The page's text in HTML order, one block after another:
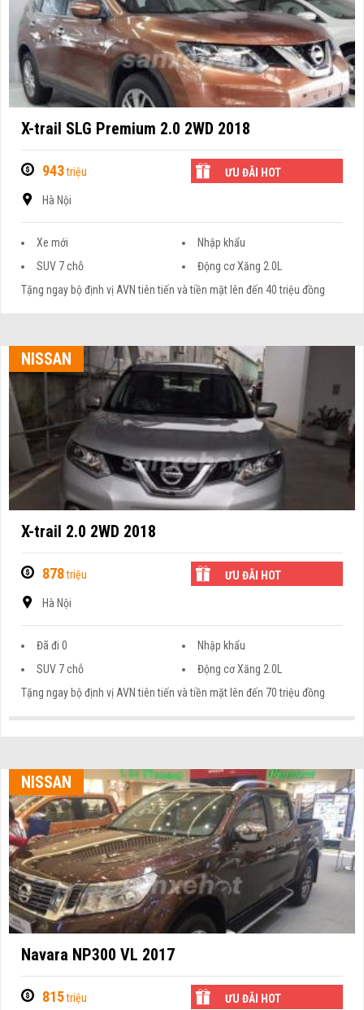
X-trail SLG Premium 2.0 2WD 2018
943triệu ƯU ĐÃI HOT
Hà Nội
Xe mới
Nhập khẩu
SUV 7 chỗ
Động cơ Xăng 2.0L
Tặng ngay bộ định vị AVN tiên tiến và tiền mặt lên đến 40 triệu đồng
NISSAN
X-trail 2.0 2WD 2018
878triệu ƯU ĐÃI HOT
Hà Nội
Đã đi 0
Nhập khẩu
SUV 7 chỗ
Động cơ Xăng 2.0L
Tặng ngay bộ định vị AVN tiên tiến và tiền mặt lên đến 70 triệu đồng
NISSAN
Navara NP300 VL 2017
815triệu ƯU ĐÃI HOT